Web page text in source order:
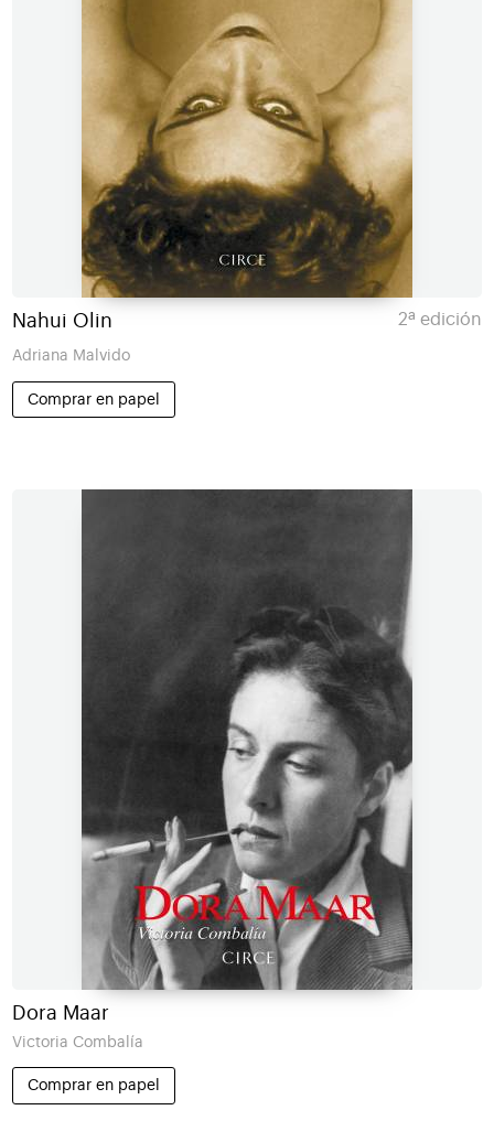
Nahui Olin 2ª edición
Adriana Malvido
Comprar en papel
Dora Maar
Victoria Combalía
Comprar en papel